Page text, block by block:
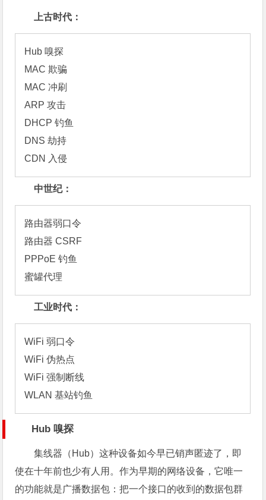
上古时代：
Hub 嗅探
MAC 欺骗
MAC 冲刷
ARP 攻击
DHCP 钓鱼
DNS 劫持
CDN 入侵
中世纪：
路由器弱口令
路由器 CSRF
PPPoE 钓鱼
蜜罐代理
工业时代：
WiFi 弱口令
WiFi 伪热点
WiFi 强制断线
WLAN 基站钓鱼
Hub 嗅探
集线器（Hub）这种设备如今早已销声匿迹了，即
使在十年前也少有人用。作为早期的网络设备，它唯一
的功能就是广播数据包：把一个接口的收到的数据包群